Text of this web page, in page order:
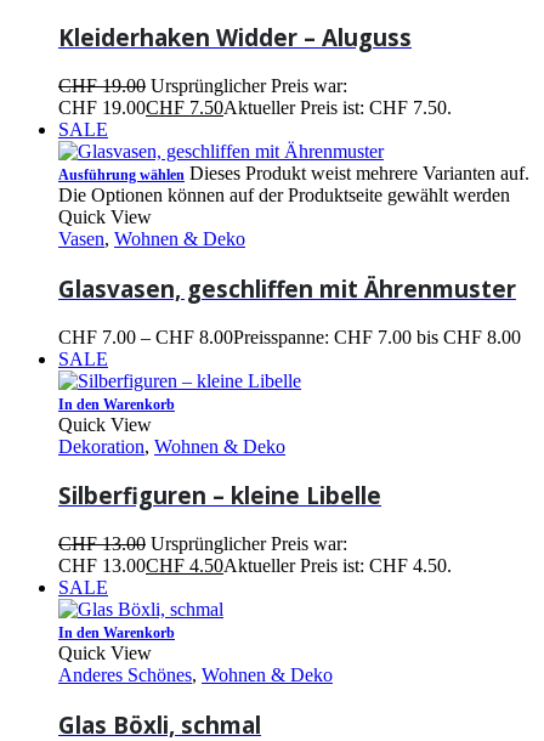
Kleiderhaken Widder – Aluguss
CHF19.00 Ursprünglicher Preis war:
CHF 19.00CHF 7.50Aktueller Preis ist: CHF 7.50.
SALE
Ausführung wählen Dieses Produkt weist mehrere Varianten auf.
Die Optionen können auf der Produktseite gewählt werden
Quick View
Vasen, Wohnen & Deko
Glasvasen, geschliffen mit Ährenmuster
CHF 7.00 – CHF 8.00Preisspanne: CHF 7.00 bis CHF 8.00
SALE
In den Warenkorb
Quick View
Dekoration, Wohnen & Deko
Silberfiguren – kleine Libelle
CHF13.00 Ursprünglicher Preis war:
CHF 13.00CHF 4.50Aktueller Preis ist: CHF 4.50.
SALE
In den Warenkorb
Quick View
Anderes Schönes, Wohnen & Deko
Glas Böxli, schmal